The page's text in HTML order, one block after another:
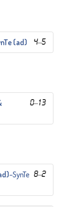
4–5
(ad)
0–13
8–2
–SynTe